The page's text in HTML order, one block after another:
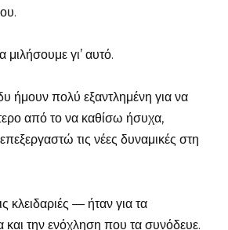
γι’ αυτό.
ήμουν πολύ εξαντλημένη για να
από το να καθίσω ήσυχα,
τις νέες δυναμικές στη
κλειδαριές — ήταν για τα
και την ενόχληση που τα συνόδευε.